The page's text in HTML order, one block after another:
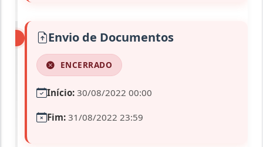
Envio de Documentos
ENCERRADO
Início: 30/08/2022 00:00
Fim: 31/08/2022 23:59